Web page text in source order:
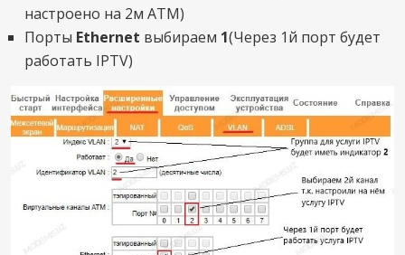
настроено на 2м АТМ)
Порты Ethernet выбираем 1(Через 1й порт будет
работать IPTV)